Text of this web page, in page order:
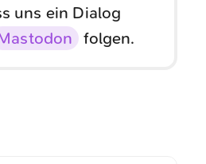
uns ein Dialog
folgen.